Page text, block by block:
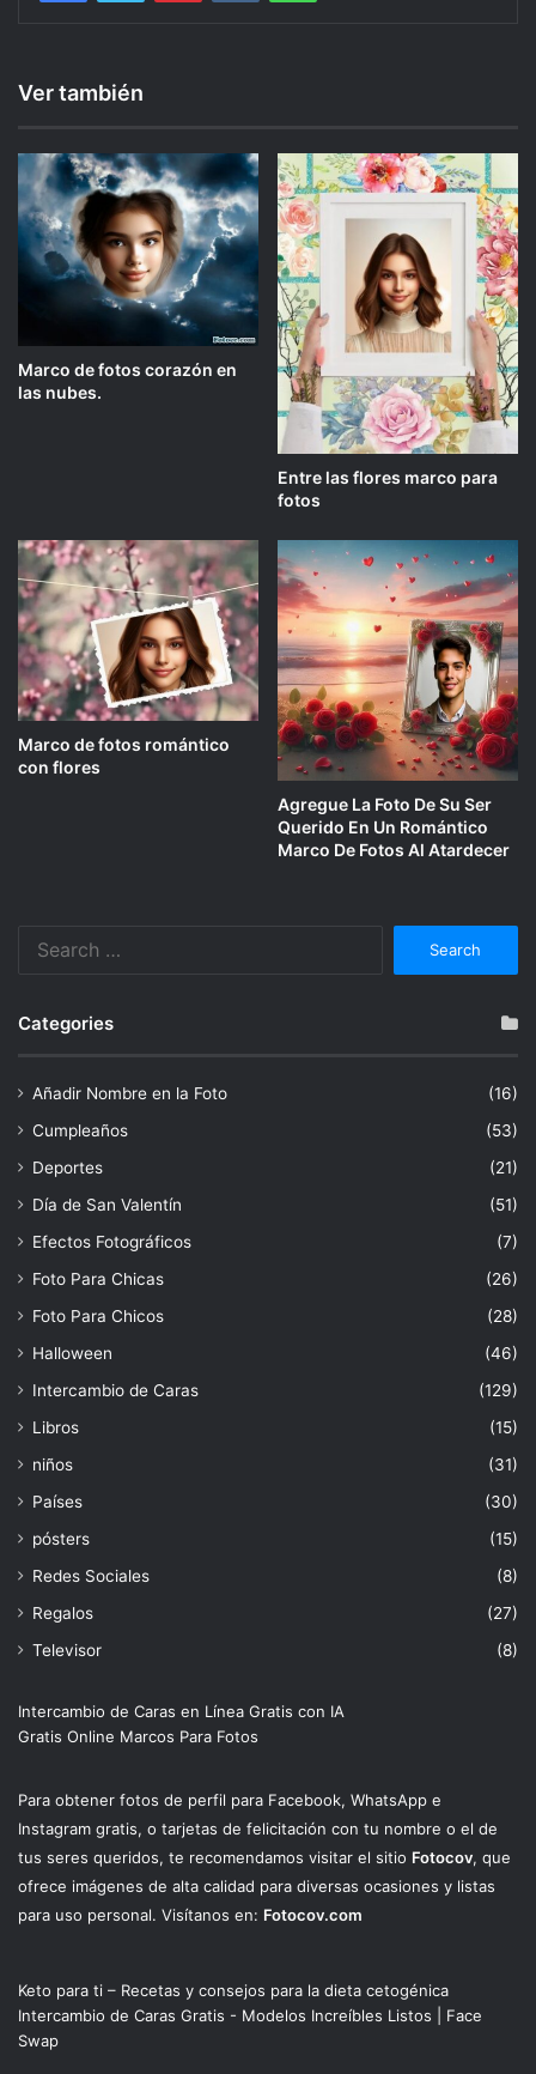
Ver también
Marco de fotos corazón en
las nubes.
Entre las flores marco para
fotos
Marco de fotos romántico
con flores
Agregue La Foto De Su Ser
Querido En Un Romántico
Marco De Fotos Al Atardecer
Categories
Añadir Nombre en la Foto
(16)
Cumpleaños
(53)
Deportes
(21)
Día de San Valentín
(51)
Efectos Fotográficos
(7)
Foto Para Chicas
(26)
Foto Para Chicos
(28)
Halloween
(46)
Intercambio de Caras
(129)
Libros
(15)
niños
(31)
Países
(30)
pósters
(15)
Redes Sociales
(8)
Regalos
(27)
Televisor
(8)
Intercambio de Caras en Línea Gratis con IA
Gratis Online Marcos Para Fotos
Para obtener fotos de perfil para Facebook, WhatsApp e
Instagram gratis, o tarjetas de felicitación con tu nombre o el de
tus seres queridos, te recomendamos visitar el sitio Fotocov, que
ofrece imágenes de alta calidad para diversas ocasiones y listas
para uso personal. Visítanos en: Fotocov.com
Keto para ti – Recetas y consejos para la dieta cetogénica
Intercambio de Caras Gratis - Modelos Increíbles Listos | Face
Swap